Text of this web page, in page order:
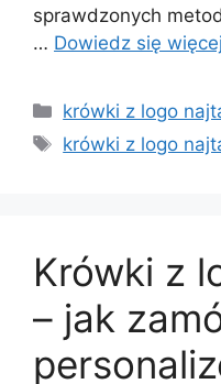
sprawdzonych
… Dowiedz się więcej
Kategorie
krówki z logo
Tagi
krówki z logo
Krówki z
– jak